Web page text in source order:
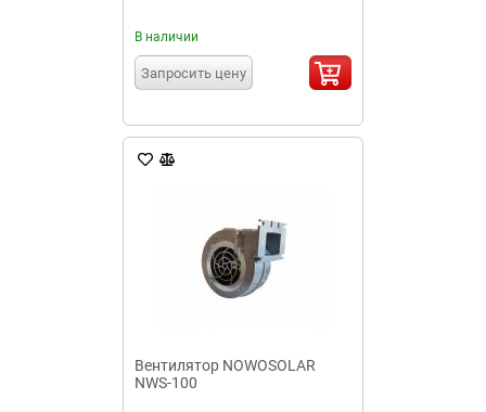
В наличии
Запросить цену
Вентилятор NOWOSOLAR
NWS-100